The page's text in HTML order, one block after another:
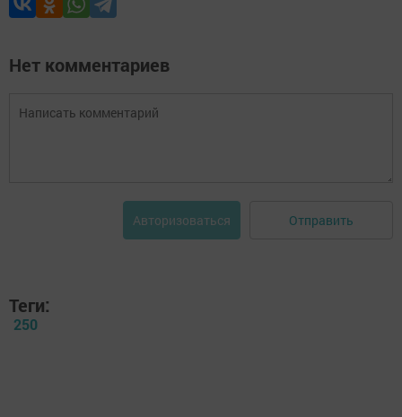
Нет комментариев
Авторизоваться Отправить
Теги:
250